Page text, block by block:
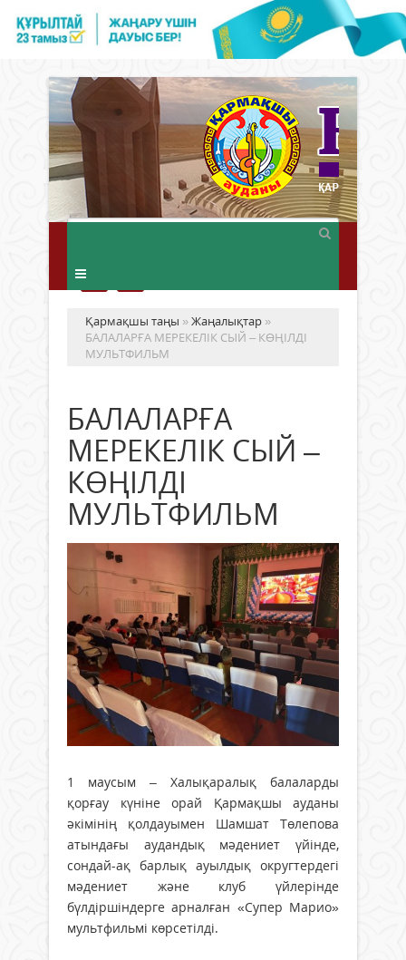
Қармақшы таңы »Жаңалықтар »
БАЛАЛАРҒА МЕРЕКЕЛІК СЫЙ – КӨҢІЛДІ
МУЛЬТФИЛЬМ
БАЛАЛАРҒА
МЕРЕКЕЛІК СЫЙ –
КӨҢІЛДІ
МУЛЬТФИЛЬМ
1 маусым – Халықаралық балаларды
қорғау күніне орай Қармақшы ауданы
әкімінің қолдауымен Шамшат Төлепова
атындағы аудандық мәдениет үйінде,
сондай-ақ барлық ауылдық округтердегі
мәдениет және клуб үйлерінде
бүлдіршіндерге арналған «Супер Марио»
мультфильмі көрсетілді.